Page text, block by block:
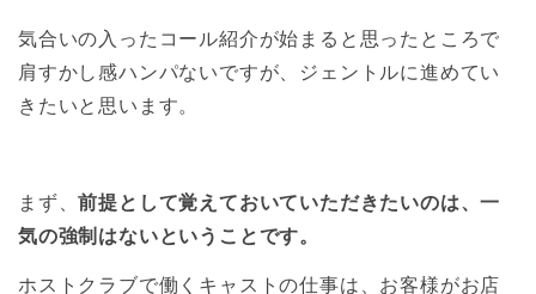
気合いの入ったコール紹介が始まると思ったところで
肩すかし感ハンパないですが、ジェントルに進めてい
きたいと思います。
まず、前提として覚えておいていただきたいのは、一
気の強制はないということです。
ホストクラブで働くキャストの仕事は、お客様がお店